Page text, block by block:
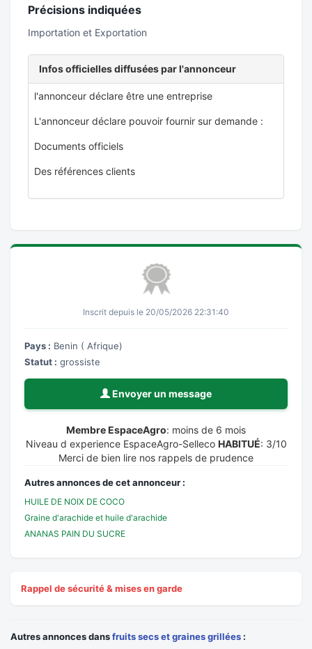
Précisions indiquées
Importation et Exportation
Infos officielles diffusées par l'annonceur
l'annonceur déclare être une entreprise
L'annonceur déclare pouvoir fournir sur demande :
Documents officiels
Des références clients
Inscrit depuis le 20/05/2026 22:31:40
Pays : Benin ( Afrique)
Statut : grossiste
Envoyer un message
Membre EspaceAgro: moins de 6 mois
Niveau d experience EspaceAgro-Selleco HABITUÉ: 3/10
Merci de bien lire nos rappels de prudence
Autres annonces de cet annonceur :
HUILE DE NOIX DE COCO
Graine d'arachide et huile d'arachide
ANANAS PAIN DU SUCRE
Rappel de sécurité & mises en garde
Autres annonces dansfruits secs et graines grillées :